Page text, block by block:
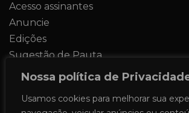
Nossa política de
Usamos cookies para melhorar sua
Acesso assinantes
Anuncie
Edições
Sugestão de Pauta
Contato